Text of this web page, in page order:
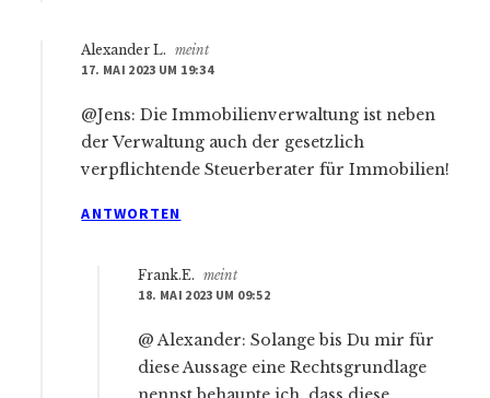
Alexander L.
meint
17. MAI 2023 UM 19:34
@Jens: Die Immobilienverwaltung ist neben
der Verwaltung auch der gesetzlich
verpflichtende Steuerberater für Immobilien!
ANTWORTEN
Frank.E.
meint
18. MAI 2023 UM 09:52
@ Alexander: Solange bis Du mir für
diese Aussage eine Rechtsgrundlage